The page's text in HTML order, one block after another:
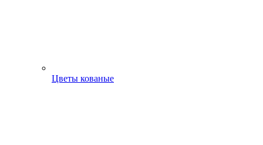
Цветы кованые